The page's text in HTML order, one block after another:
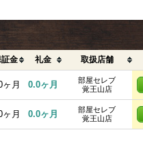
金 礼金 取扱店舗
ヶ月 0.0ヶ月
部屋セレブ
覚王山店
ヶ月 0.0ヶ月
部屋セレブ
覚王山店